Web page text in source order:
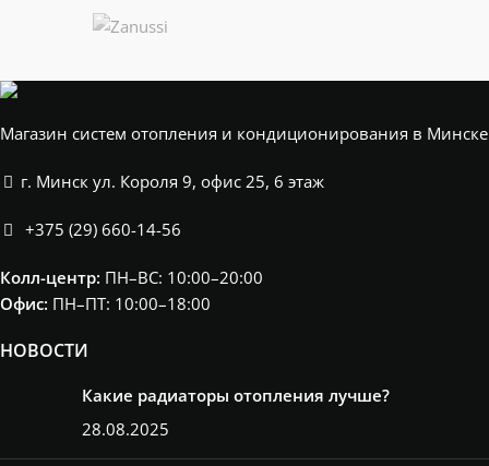
Магазин систем отопления и кондиционирования в Минске
г. Минск ул. Короля 9, офис 25, 6 этаж
+375 (29) 660-14-56
Колл-центр: ПН–ВС: 10:00–20:00​
Офис: ПН–ПТ: 10:00–18:00
НОВОСТИ
Какие радиаторы отопления лучше?
28.08.2025